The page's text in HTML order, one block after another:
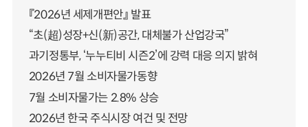
『2026년 세제개편안』 발표
“초(超)성장+신(新)공간, 대체불가 산업강국”
과기정통부, ‘누누티비 시즌2’에 강력 대응 의지 밝혀
2026년 7월 소비자물가동향
7월 소비자물가는 2.8% 상승
2026년 한국 주식시장 여건 및 전망